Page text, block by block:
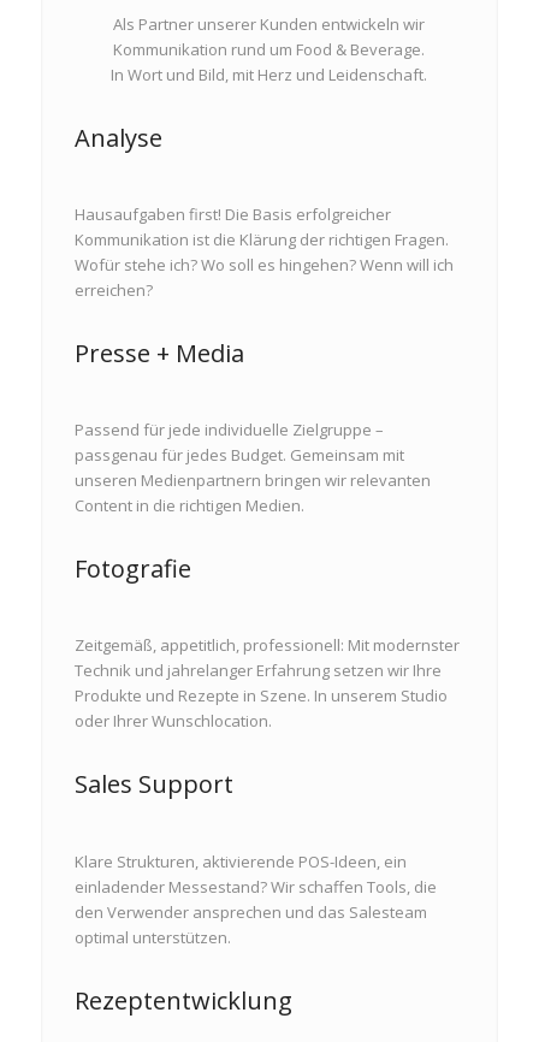
Als Partner unserer Kunden entwickeln wir
Kommunikation rund um Food & Beverage.
In Wort und Bild, mit Herz und Leidenschaft.
Analyse
Hausaufgaben first! Die Basis erfolgreicher
Kommunikation ist die Klärung der richtigen Fragen.
Wofür stehe ich? Wo soll es hingehen? Wenn will ich
erreichen?
Presse + Media
Passend für jede individuelle Zielgruppe –
passgenau für jedes Budget. Gemeinsam mit
unseren Medienpartnern bringen wir relevanten
Content in die richtigen Medien.
Fotografie
Zeitgemäß, appetitlich, professionell: Mit modernster
Technik und jahrelanger Erfahrung setzen wir Ihre
Produkte und Rezepte in Szene. In unserem Studio
oder Ihrer Wunschlocation.
Sales Support
Klare Strukturen, aktivierende POS-Ideen, ein
einladender Messestand? Wir schaffen Tools, die
den Verwender ansprechen und das Salesteam
optimal unterstützen.
Rezeptentwicklung